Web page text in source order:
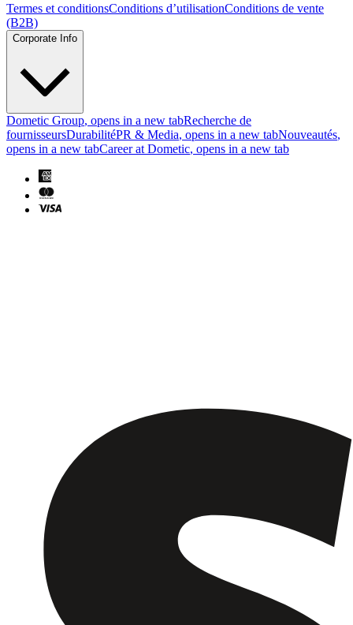
Termes et conditionsConditions d’utilisationConditions de vente
(B2B)
Corporate Info
Dometic Group, opens in a new tabRecherche de
fournisseursDurabilitéPR & Media, opens in a new tabNouveautés,
opens in a new tabCareer at Dometic, opens in a new tab